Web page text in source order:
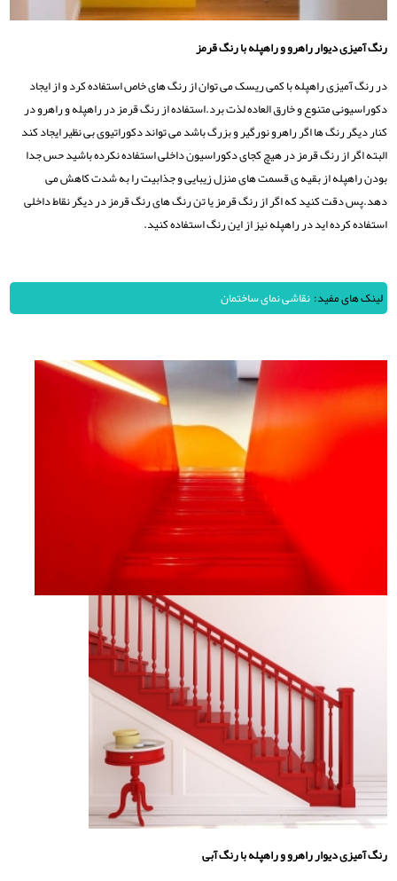
رنگ آمیزی دیوار راهرو و راهپله با رنگ قرمز
در رنگ آمیزی راهپله با کمی ریسک می توان از رنگ های خاص استفاده کرد و از ایجاد
دکوراسیونی متنوع و خارق العاده لذت برد.استفاده از رنگ قرمز در راهپله و راهرو در
کنار دیگر رنگ ها اگر راهرو نورگیر و بزرگ باشد می تواند دکوراتیوی بی نظیر ایجاد کند
البته اگر از رنگ قرمز در هیچ کجای دکوراسیون داخلی استفاده نکرده باشید حس جدا
بودن راهپله از بقیه ی قسمت های منزل زیبایی و جذابیت را به شدت کاهش می
دهد.پس دقت کنید که اگر از رنگ قرمز یا تن رنگ های رنگ قرمز در دیگر نقاط داخلی
استفاده کرده اید در راهپله نیز از این رنگ استفاده کنید.
لینک های مفید: نقاشی نمای ساختمان
رنگ آمیزی دیوار راهرو و راهپله با رنگ آبی